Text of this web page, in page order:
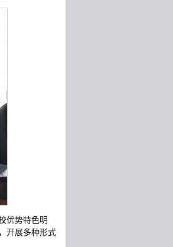
优势特色明
开展多种形式